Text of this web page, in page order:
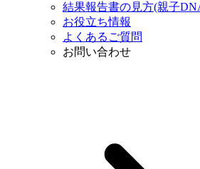
結果報告書の見方(親子
お役立ち情報
よくあるご質問
お問い合わせ